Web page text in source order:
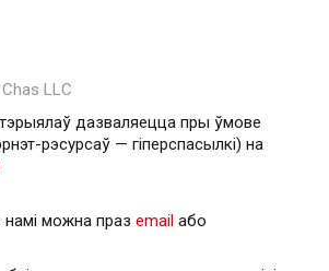
LLC
дазваляецца пры ўмове
рэсурсаў — гiперспасылкi) на
можна праз email або